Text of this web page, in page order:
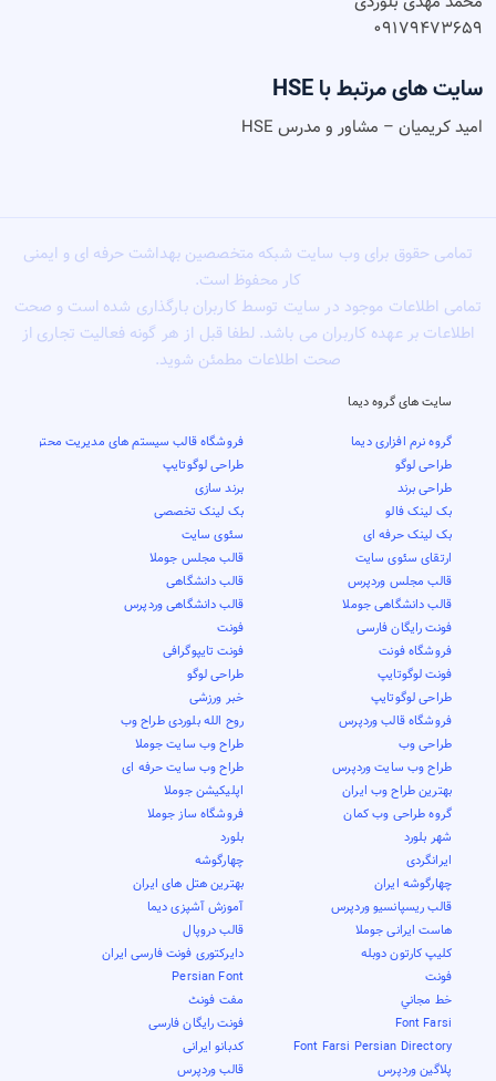
۰۹۱۷۹۴۷۳۶۵۹
سایت های مرتبط با HSE
امید کریمیان – مشاور و مدرس HSE
تمامی حقوق برای وب سایت شبکه متخصصین بهداشت حرفه ای و ایمنی
کار محفوظ است.
تمامی اطلاعات موجود در سایت توسط کاربران بارگذاری شده است و صحت
اطلاعات بر عهده کاربران می باشد. لطفا قبل از هر گونه فعالیت تجاری از
صحت اطلاعات مطمئن شوید.
سایت های گروه دیما
گروه نرم افزاری دیما
فروشگاه قالب سیستم های مدیریت محتوا
طراحی لوگو
طراحی لوگوتایپ
طراحی برند
برند سازی
بک لینک فالو
بک لینک تخصصی
بک لینک حرفه ای
سئوی سایت
ارتقای سئوی سایت
قالب مجلس جوملا
قالب مجلس وردپرس
قالب دانشگاهی
قالب دانشگاهی جوملا
قالب دانشگاهی وردپرس
فونت رایگان فارسی
فونت
فروشگاه فونت
فونت تایپوگرافی
فونت لوگوتایپ
طراحی لوگو
طراحی لوگوتایپ
خبر ورزشی
فروشگاه قالب وردپرس
روح الله بلوردی طراح وب
طراحی وب
طراح وب سایت جوملا
طراح وب سایت وردپرس
طراح وب سایت حرفه ای
بهترین طراح وب ایران
اپلیکیشن جوملا
گروه طراحی وب کمان
فروشگاه ساز جوملا
شهر بلورد
بلورد
ایرانگردی
چهارگوشه
چهارگوشه ایران
بهترین هتل های ایران
قالب ریسپانسیو وردپرس
آموزش آشپزی دیما
هاست ایرانی جوملا
قالب دروپال
کلیپ کارتون دوبله
دایرکتوری فونت فارسی ایران
فونت
Persian Font
خط مجاني
مفت فونٹ
Font Farsi
فونت رایگان فارسی
Font Farsi Persian Directory
کدبانو ایرانی
پلاگین وردپرس
قالب وردپرس